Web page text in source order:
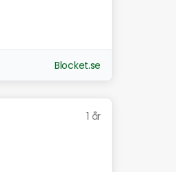
Blocket.se
1 år